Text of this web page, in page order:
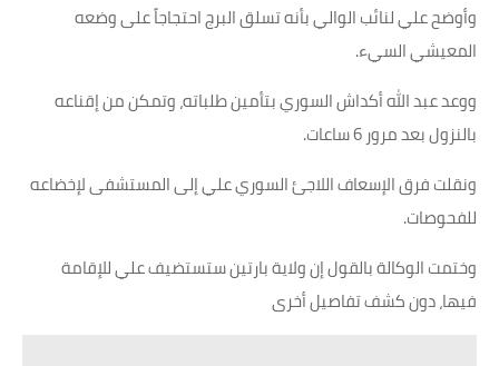
وأوضح علي لنائب الوالي بأنه تسلق البرج احتجاجاً على وضعه
المعيشي السيء.
ووعد عبد الله أكداش السوري بتأمين طلباته، وتمكن من إقناعه
بالنزول بعد مرور 6 ساعات.
ونقلت فرق الإسعاف اللاجئ السوري علي إلى المستشفى لإخضاعه
للفحوصات.
وختمت الوكالة بالقول إن ولاية بارتين ستستضيف علي للإقامة
فيها، دون كشف تفاصيل أخرى